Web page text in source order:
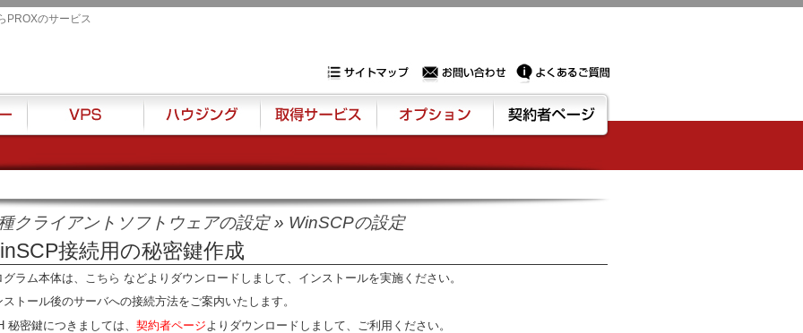
PROXのサービス
クライアントソフトウェアの設定» WinSCPの設定
接続用の秘密鍵作成
ラム本体は、 こちら などよりダウンロードしまして、インストールを実施ください。
ストール後のサーバへの接続方法をご案内いたします。
秘密鍵につきましては、 契約者ページ よりダウンロードしまして、ご利用ください。
VPS ハウジング 取得サービス オプション 契約者ページ